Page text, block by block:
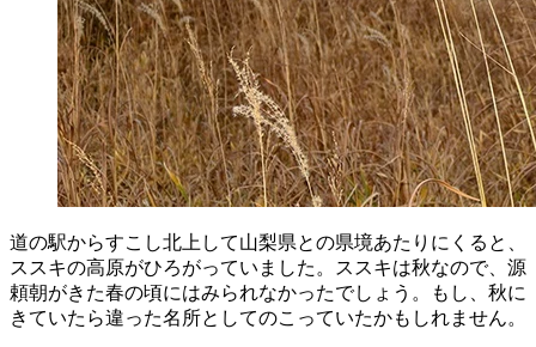
道の駅からすこし北上して山梨県との県境あたりにくると、
ススキの高原がひろがっていました。ススキは秋なので、源
頼朝がきた春の頃にはみられなかったでしょう。もし、秋に
きていたら違った名所としてのこっていたかもしれません。